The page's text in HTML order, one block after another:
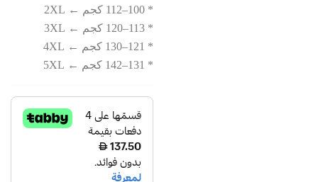
* 100–112 كجم ← 2XL
* 113–120 كجم ← 3XL
* 121–130 كجم ← 4XL
* 131–142 كجم ← 5XL